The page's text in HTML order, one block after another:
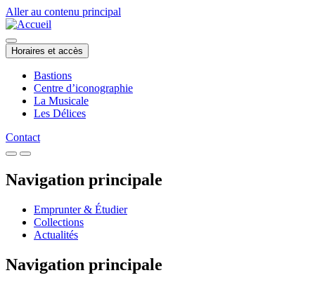
Aller au contenu principal
Horaires et accès
Bastions
Centre d’iconographie
La Musicale
Les Délices
Contact
Navigation principale
Emprunter & Étudier
Collections
Actualités
Navigation principale